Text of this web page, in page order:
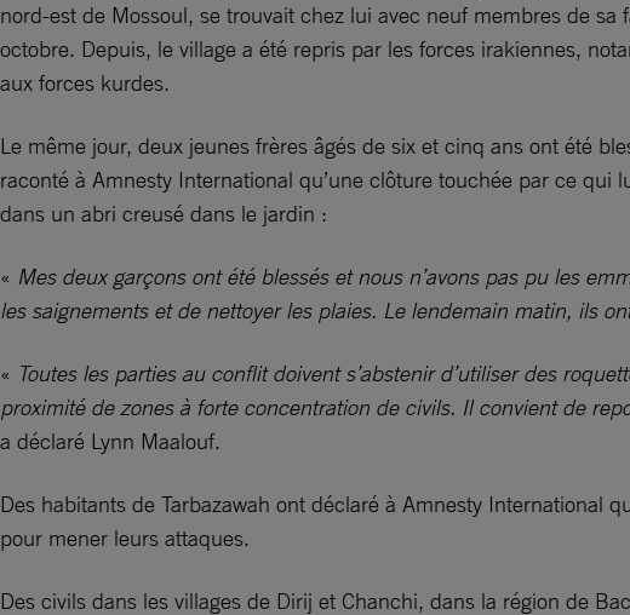
nord-est de Mossoul, se trouvait chez lui avec neuf membres de sa
octobre. Depuis, le village a été repris par les forces irakiennes,
aux forces kurdes.
Le même jour, deux jeunes frères âgés de six et cinq ans ont été
raconté à Amnesty International qu’une clôture touchée par ce qui
dans un abri creusé dans le jardin :
« Mes deux garçons ont été blessés et nous n’avons pas pu les
les saignements et de nettoyer les plaies. Le lendemain matin, ils
« Toutes les parties au conflit doivent s’abstenir d’utiliser des
proximité de zones à forte concentration de civils. Il convient de
a déclaré Lynn Maalouf.
Des habitants de Tarbazawah ont déclaré à Amnesty International
pour mener leurs attaques.
Des civils dans les villages de Dirij et Chanchi, dans la région de